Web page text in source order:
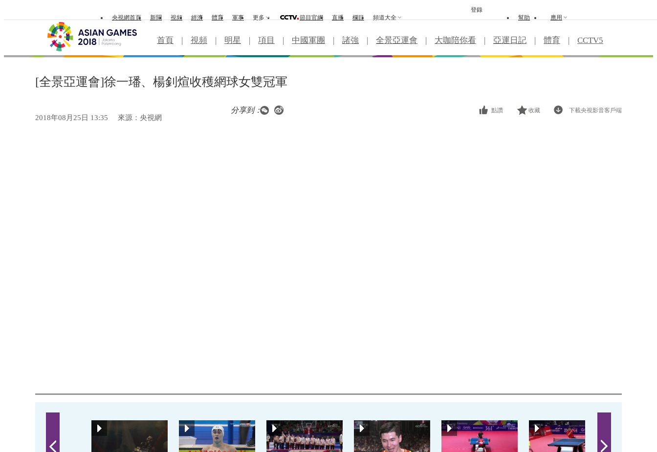
央視網首頁 新聞 視頻 經濟 體育 軍事 更多 節目官網 直播 欄目 頻道大全 幫助 應用
登錄
首頁 | 視頻 | 明星 | 項目 | 中國軍團 | 諸強 | 全景亞運會 | 大咖陪你看 | 亞運日記 | 體育 | CCTV5
[全景亞運會]徐一璠、楊釗煊收穫網球女雙冠軍
2018年08月25日 13:35 來源：央視網
分享到： 下載央視影音客戶端
收藏
點讚